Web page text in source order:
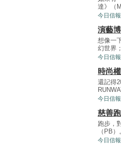
達》（
今日信報
演藝
想像一
幻世界
今日信報
時尚
還記得
今日信報
慈善
跑步，
（PB
今日信報